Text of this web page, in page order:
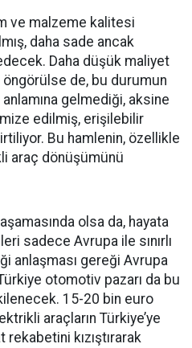
ve malzeme kalitesi
daha sade ancak
Daha düşük maliyet
de, bu durumun
gelmediği, aksine
edilmiş, erişilebilir
Bu hamlenin, özellikle
araç dönüşümünü
olsa da, hayata
sadece Avrupa ile sınırlı
anlaşması gereği Avrupa
otomotiv pazarı da bu
15-20 bin euro
araçların Türkiye’ye
kızıştırarak